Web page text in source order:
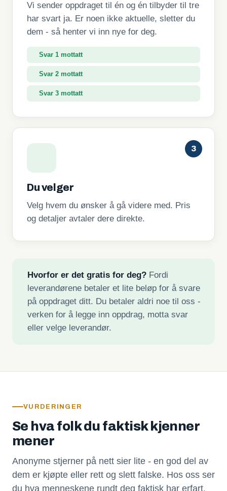
Vi sender oppdraget til én og én tilbyder til tre
har svart ja. Er noen ikke aktuelle, sletter du
dem - så henter vi inn nye for deg.
Svar 2 mottatt
Svar 3 mottatt
3
Du velger
Velg hvem du ønsker å gå videre med. Pris
og detaljer avtaler dere direkte.
Hvorfor er det gratis for deg?Fordi
leverandørene betaler et lite beløp for å svare
på oppdraget ditt. Du betaler aldri noe til oss -
verken for å legge inn oppdrag, motta svar
eller velge leverandør.
VURDERINGER
Se hva folk du faktisk kjenner
mener
Anonyme stjerner på nett sier lite - en god del av
dem er kjøpte eller rett og slett falske. Hos oss ser
du hva menneskene rundt deg faktisk har erfart.